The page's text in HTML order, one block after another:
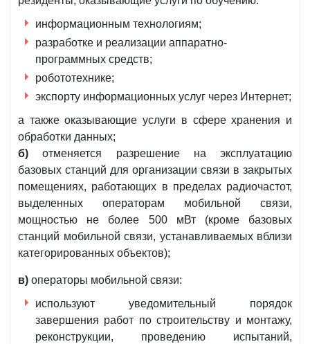
информационным технологиям;
разработке и реализации аппаратно-
программных средств;
робототехнике;
экспорту информационных услуг через Интернет;
а также оказывающие услуги в сфере хранения и
обработки данных;
б) отменяется разрешение на эксплуатацию
базовых станций для организации связи в закрытых
помещениях, работающих в пределах радиочастот,
выделенных операторам мобильной связи,
мощностью не более 500 мВт (кроме базовых
станций мобильной связи, устанавливаемых вблизи
категорированных объектов);
в) операторы мобильной связи:
используют уведомительный порядок
завершения работ по строительству и монтажу,
реконструкции, проведению испытаний,